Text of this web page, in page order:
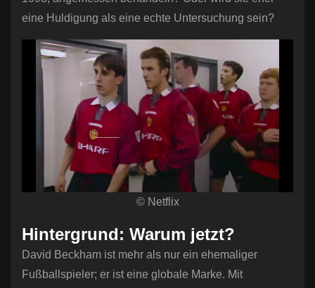
eine Huldigung als eine echte Untersuchung sein?
© Netflix
Hintergrund: Warum jetzt?
David Beckham ist mehr als nur ein ehemaliger
Fußballspieler; er ist eine globale Marke. Mit